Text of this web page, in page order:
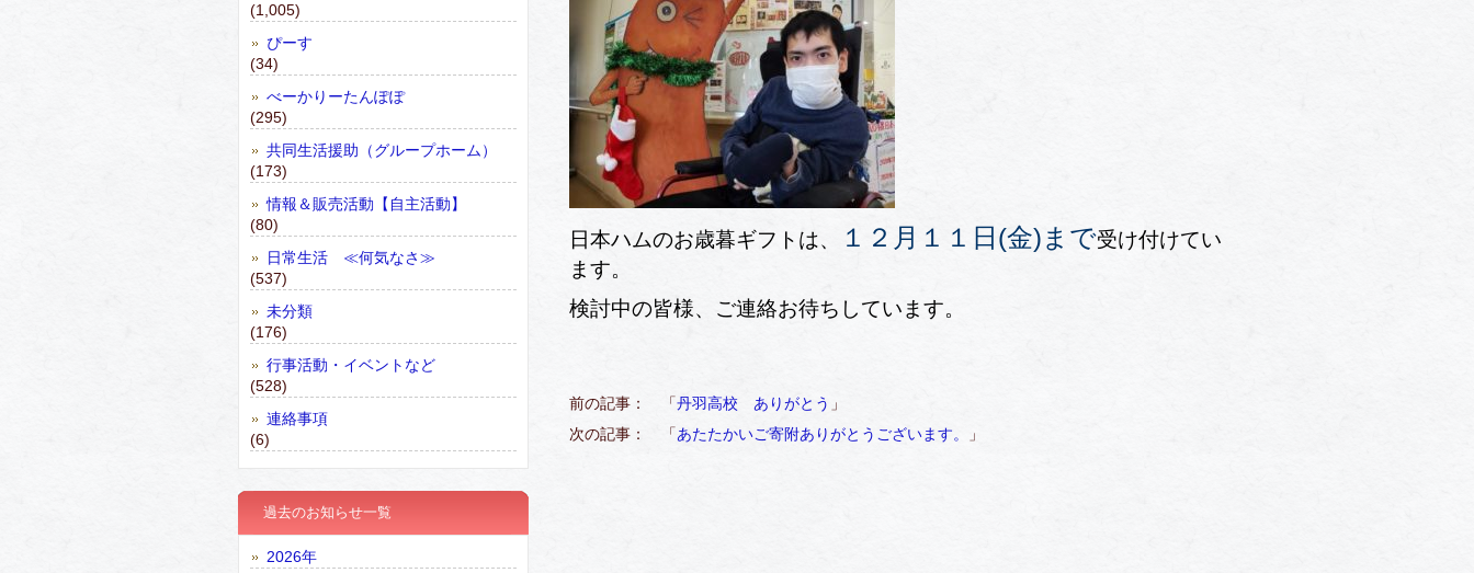
日本ハムのお歳暮ギフトは、 １２月１１日(金)まで受け付けてい
ます。
検討中の皆様、ご連絡お待ちしています。
前の記事： 「丹羽高校 ありがとう 」
次の記事： 「あたたかいご寄附ありがとうございます。 」
(1,005)
ぴーす
(34)
べーかりーたんぽぽ
(295)
共同生活援助（グループホーム）
(173)
情報＆販売活動【自主活動】
(80)
日常生活 ≪何気なさ≫
(537)
未分類
(176)
行事活動・イベントなど
(528)
連絡事項
(6)
過去のお知らせ一覧
2026年